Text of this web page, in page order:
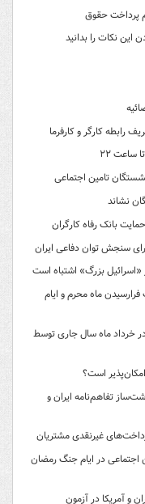
پرداخت حقوق
نکات را بدانید
رابطه کارگر و کارفرما
ساعت ۲۲
نشاند
بانک رفاه کارگران
سنجش توان دفاعی ایران
«اسرائیل بزرگ» اشتباه است
ماه محرم و ایام
ازدواج در خرداد ماه سال جاری توسط
است؟
ایران؛ جزئیات ۱۴ بند سرنوشت‌ساز تفاهم‌نامه ایران و
غیرنقدی مشتریان
اجتماعی در ایام جنگ رمضان
و آمریکا در آزمونِ